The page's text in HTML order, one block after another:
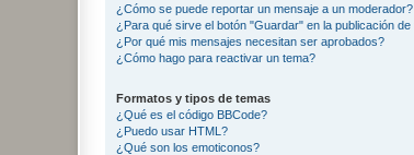
¿Cómo se puede reportar un mensaje a un moderador?
¿Para qué sirve el botón "Guardar" en la publicación de
¿Por qué mis mensajes necesitan ser aprobados?
¿Cómo hago para reactivar un tema?
Formatos y tipos de temas
¿Qué es el código BBCode?
¿Puedo usar HTML?
¿Qué son los emoticonos?